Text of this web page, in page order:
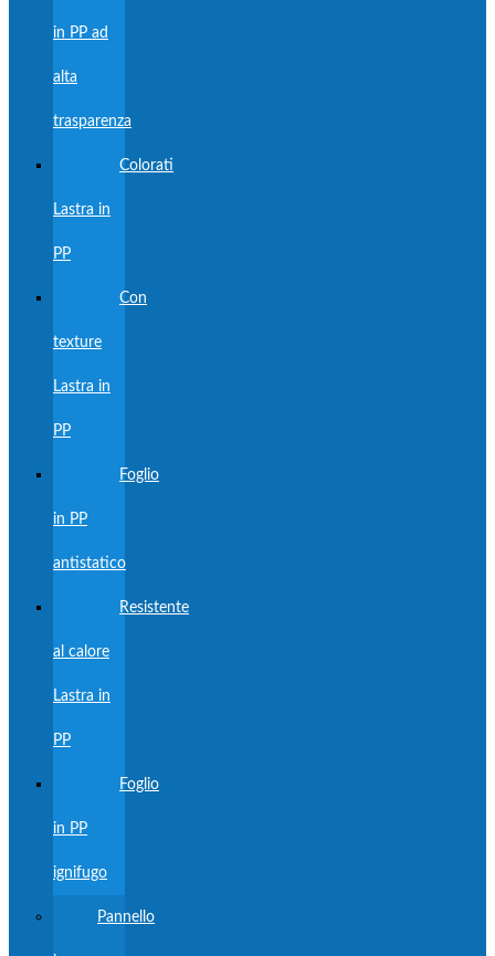
in PP ad
alta
trasparenza
Colorati
Lastra in
PP
Con
texture
Lastra in
PP
Foglio
in PP
antistatico
Resistente
al calore
Lastra in
PP
Foglio
in PP
ignifugo
Pannello